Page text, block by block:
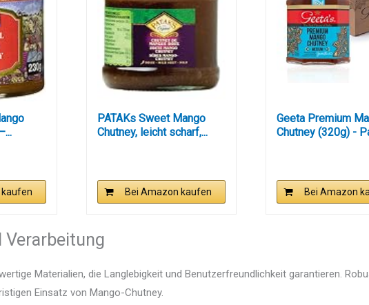
kaufen
PATAKs Sweet Mango
Chutney, leicht scharf,...
Bei Amazon kaufen
Geeta Premium
Chutney (320g) -
Bei Amazon
Verarbeitung
Materialien, die Langlebigkeit und Benutzerfreundlichkeit garantieren.
Einsatz von Mango-Chutney.